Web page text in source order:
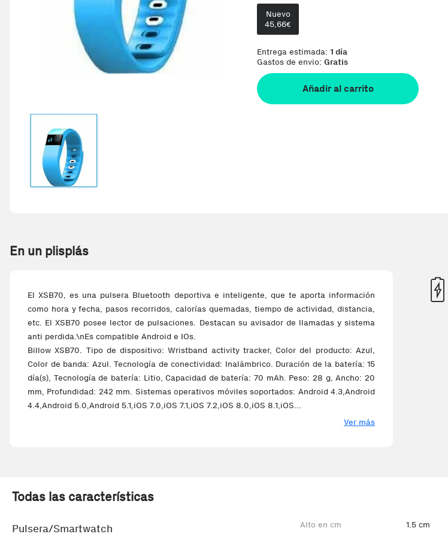
Nuevo
45,66€
Entrega estimada: 1 día
Gastos de envio: Gratis
Añadir al carrito
En un plisplás
El XSB70, es una pulsera Bluetooth deportiva e inteligente, que te aporta información
como hora y fecha, pasos recorridos, calorías quemadas, tiempo de actividad, distancia,
etc. El XSB70 posee lector de pulsaciones. Destacan su avisador de llamadas y sistema
anti perdida.\nEs compatible Android e IOs.
Billow XSB70. Tipo de dispositivo: Wristband activity tracker, Color del producto: Azul,
Color de banda: Azul. Tecnología de conectividad: Inalámbrico. Duración de la batería: 15
día(s), Tecnología de batería: Litio, Capacidad de batería: 70 mAh. Peso: 28 g, Ancho: 20
mm, Profundidad: 242 mm. Sistemas operativos móviles soportados: Android 4.3,Android
4.4,Android 5.0,Android 5.1,iOS 7.0,iOS 7.1,iOS 7.2,iOS 8.0,iOS 8.1,iOS...
Ver más
Todas las características
Pulsera/Smartwatch Alto en cm 1.5 cm